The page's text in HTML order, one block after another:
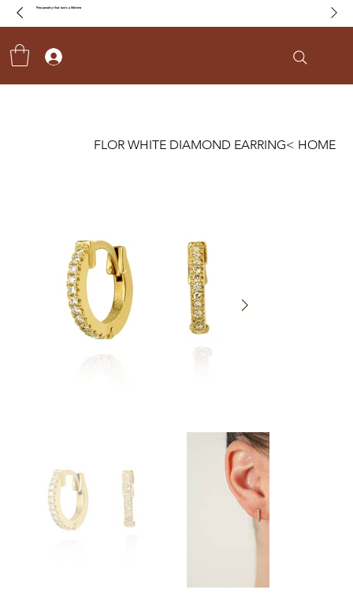
Fine jewelry that lasts a lifetime
HOME
>
FLOR WHITE DIAMOND EARRING